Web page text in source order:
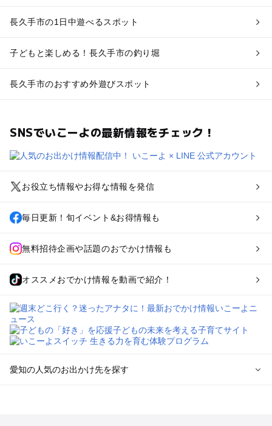
長久手市の1日中遊べるスポット
子どもと楽しめる！長久手市の釣り堀
長久手市のおすすめ外遊びスポット
SNSでいこーよの最新情報をチェック！
お役立ち情報やお得な情報を発信
毎日更新！旬イベント&お得情報も
無料招待企画や話題のおでかけ情報も
オススメおでかけ情報を動画で紹介！
愛知の人気のお出かけ先を探す